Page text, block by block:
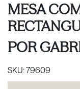
MESA
POR
SKU:79609